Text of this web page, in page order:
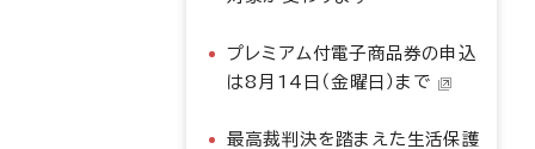
プレミアム付電子商品券の申込
は8月14日（金曜日）まで
最高裁判決を踏まえた生活保護